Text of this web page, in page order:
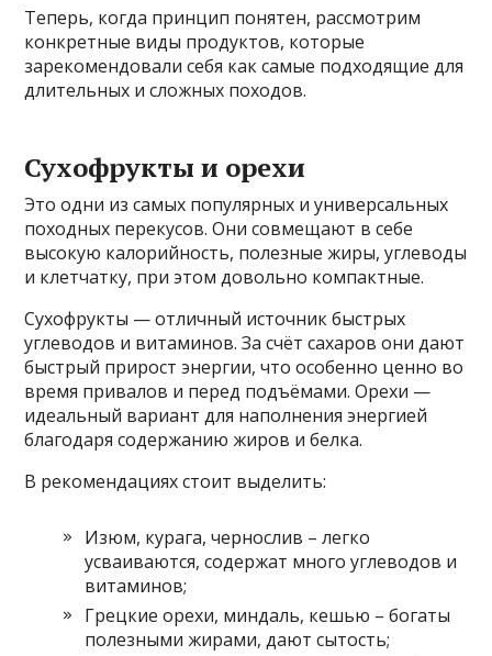
Теперь, когда принцип понятен, рассмотрим
конкретные виды продуктов, которые
зарекомендовали себя как самые подходящие для
длительных и сложных походов.
Сухофрукты и орехи
Это одни из самых популярных и универсальных
походных перекусов. Они совмещают в себе
высокую калорийность, полезные жиры, углеводы
и клетчатку, при этом довольно компактные.
Сухофрукты — отличный источник быстрых
углеводов и витаминов. За счёт сахаров они дают
быстрый прирост энергии, что особенно ценно во
время привалов и перед подъёмами. Орехи —
идеальный вариант для наполнения энергией
благодаря содержанию жиров и белка.
В рекомендациях стоит выделить:
Изюм, курага, чернослив – легко
усваиваются, содержат много углеводов и
витаминов;
Грецкие орехи, миндаль, кешью – богаты
полезными жирами, дают сытость;